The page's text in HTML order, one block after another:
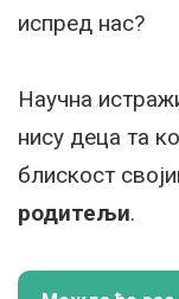
испред нас?
Научна
нису деца та
блискост
родитељи.